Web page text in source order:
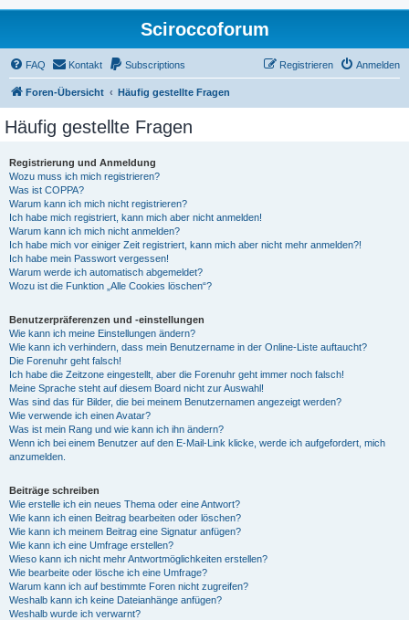
Sciroccoforum
FAQ Kontakt Subscriptions Anmelden
Registrieren
Foren-Übersicht Häufig gestellte Fragen
Häufig gestellte Fragen
Registrierung und Anmeldung
Wozu muss ich mich registrieren?
Was ist COPPA?
Warum kann ich mich nicht registrieren?
Ich habe mich registriert, kann mich aber nicht anmelden!
Warum kann ich mich nicht anmelden?
Ich habe mich vor einiger Zeit registriert, kann mich aber nicht mehr anmelden?!
Ich habe mein Passwort vergessen!
Warum werde ich automatisch abgemeldet?
Wozu ist die Funktion „Alle Cookies löschen“?
Benutzerpräferenzen und -einstellungen
Wie kann ich meine Einstellungen ändern?
Wie kann ich verhindern, dass mein Benutzername in der Online-Liste auftaucht?
Die Forenuhr geht falsch!
Ich habe die Zeitzone eingestellt, aber die Forenuhr geht immer noch falsch!
Meine Sprache steht auf diesem Board nicht zur Auswahl!
Was sind das für Bilder, die bei meinem Benutzernamen angezeigt werden?
Wie verwende ich einen Avatar?
Was ist mein Rang und wie kann ich ihn ändern?
Wenn ich bei einem Benutzer auf den E-Mail-Link klicke, werde ich aufgefordert, mich
anzumelden.
Beiträge schreiben
Wie erstelle ich ein neues Thema oder eine Antwort?
Wie kann ich einen Beitrag bearbeiten oder löschen?
Wie kann ich meinem Beitrag eine Signatur anfügen?
Wie kann ich eine Umfrage erstellen?
Wieso kann ich nicht mehr Antwortmöglichkeiten erstellen?
Wie bearbeite oder lösche ich eine Umfrage?
Warum kann ich auf bestimmte Foren nicht zugreifen?
Weshalb kann ich keine Dateianhänge anfügen?
Weshalb wurde ich verwarnt?